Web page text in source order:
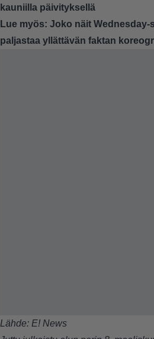
kauniilla päivityksellä
Lue myös: Joko näit
paljastaa yllättävän faktan
Lähde: E! News